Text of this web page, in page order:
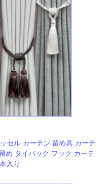
セル カーテン 留め具 カーテ
め タイバック フック カーテ
入り